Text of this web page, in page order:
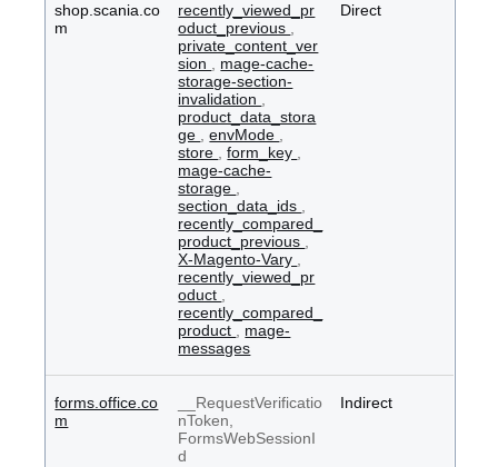
shop.scania.co
m
recently_viewed_pr
oduct_previous
private_content_ver
sion
mage-cache-
storage-section-
invalidation
product_data_stora
ge
,envMode
store
,form_key
mage-cache-
storage
section_data_ids
recently_compared_
product_previous
X-Magento-Vary
recently_viewed_pr
oduct
recently_compared_
product
mage-
messages
Direct
forms.office.co
m
__RequestVerificatio
nToken,
FormsWebSessionI
d
Indirect